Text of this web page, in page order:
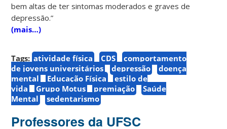
bem altas de ter sintomas moderados e graves de
depressão.”
(mais…)
Tags: atividade física CDS
comportamento
de jovens universitários
depressão
doença
mental
Educação Física
estilo de
vida
Grupo Motus premiação
Saúde
Mental
sedentarismo
Professores da UFSC